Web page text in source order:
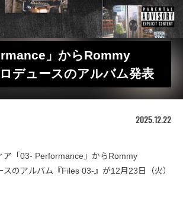
」からRommy
デュースのアルバム発表
2025.12.22
ア「03- Performance」からRommy
のアルバム『Files 03-』が12月23日（火）